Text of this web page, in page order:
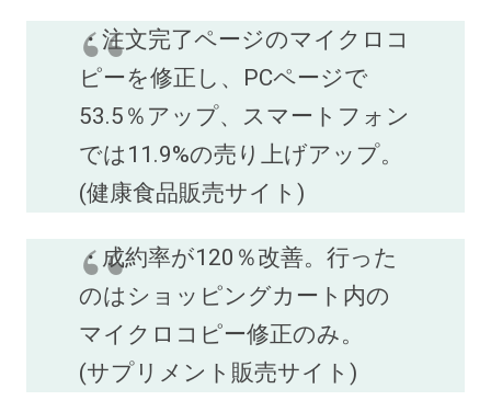
・注文完了ページのマイクロコ
ピーを修正し、PCページで
53.5％アップ、スマートフォン
では11.9%の売り上げアップ。
(健康食品販売サイト)
・成約率が120％改善。行った
のはショッピングカート内の
マイクロコピー修正のみ。
(サプリメント販売サイト)